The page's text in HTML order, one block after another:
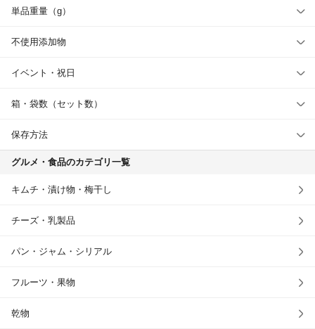
単品重量（g）
不使用添加物
イベント・祝日
箱・袋数（セット数）
保存方法
グルメ・食品のカテゴリ一覧
キムチ・漬け物・梅干し
チーズ・乳製品
パン・ジャム・シリアル
フルーツ・果物
乾物